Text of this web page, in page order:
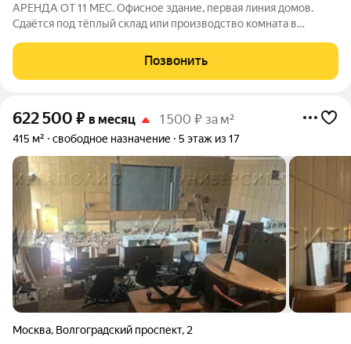
АРЕНДА ОТ 11 МЕС. Офисное здание, первая линия домов.
Сдаётся под тёплый склад или производство комната в
улицы. Стандартная отделка, требуется косметический
ремонт. Есть охрана.УСН. Лот № 243792.
Позвонить
622 500 ₽ в месяц 1 500 ₽ за м²
415 м² свободное назначение 5 этаж из 17
Москва, Волгоградский проспект, 2